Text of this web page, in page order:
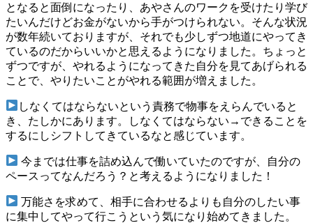
となると面倒になったり、あやさんのワークを受けたり学び
たいんだけどお金がないから手がつけられない。そんな状況
が数年続いておりますが、それでも少しずつ地道にやってき
ているのだからいいかと思えるようになりました。ちょっと
ずつですが、やれるようになってきた自分を見てあげられる
ことで、やりたいことがやれる範囲が増えました。
しなくてはならないという責務で物事をえらんでいると
き、たしかにあります。しなくてはならない→できることを
するにしシフトしてきているなと感じています。
今までは仕事を詰め込んで働いていたのですが、自分の
ペースってなんだろう？と考えるようになりました！
万能さを求めて、相手に合わせるよりも自分のしたい事
に集中してやって行こうという気になり始めてきました。